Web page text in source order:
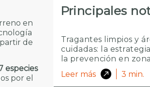
en
de
especies
por el
Principales
Tragantes limpios y
cuidadas: la
la prevención en
Leer más
3 min.